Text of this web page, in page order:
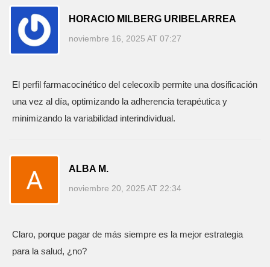
HORACIO MILBERG URIBELARREA
noviembre 16, 2025 AT 07:27
El perfil farmacocinético del celecoxib permite una dosificación
una vez al día, optimizando la adherencia terapéutica y
minimizando la variabilidad interindividual.
ALBA M.
noviembre 20, 2025 AT 22:34
Claro, porque pagar de más siempre es la mejor estrategia
para la salud, ¿no?